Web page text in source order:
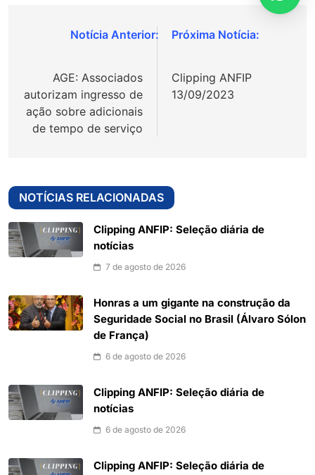
Navegação
Post
AGE: Associados
autorizam ingresso de
ação sobre adicionais
de tempo de serviço
Clipping ANFIP
13/09/2023
NOTÍCIAS RELACIONADAS
Clipping ANFIP: Seleção diária de
notícias
7 de agosto de 2026
Honras a um gigante na construção da
Seguridade Social no Brasil (Álvaro Sólon
de França)
6 de agosto de 2026
Clipping ANFIP: Seleção diária de
notícias
6 de agosto de 2026
Clipping ANFIP: Seleção diária de